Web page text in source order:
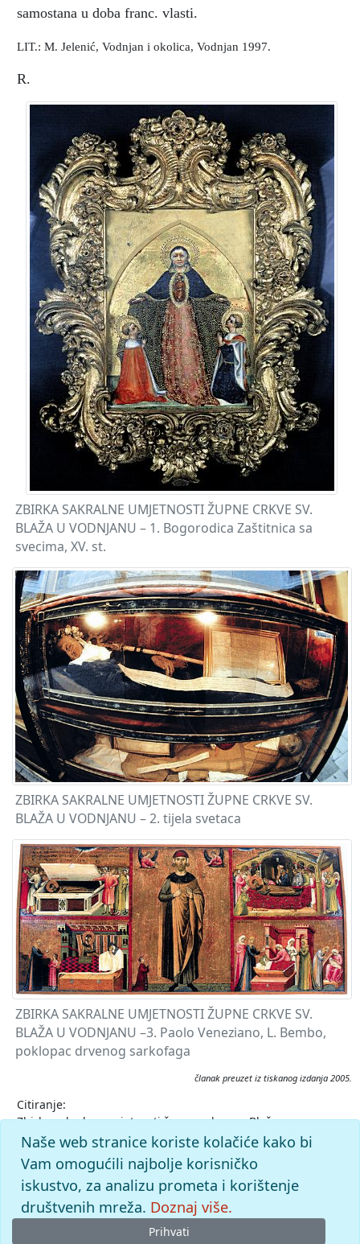
samostana u doba franc. vlasti.
LIT.: M. Jelenić, Vodnjan i okolica, Vodnjan 1997.
R.
ZBIRKA SAKRALNE UMJETNOSTI ŽUPNE CRKVE SV.
BLAŽA U VODNJANU – 1. Bogorodica Zaštitnica sa
svecima, XV. st.
ZBIRKA SAKRALNE UMJETNOSTI ŽUPNE CRKVE SV.
BLAŽA U VODNJANU – 2. tijela svetaca
ZBIRKA SAKRALNE UMJETNOSTI ŽUPNE CRKVE SV.
BLAŽA U VODNJANU –3. Paolo Veneziano, L. Bembo,
poklopac drvenog sarkofaga
članak preuzet iz tiskanog izdanja 2005.
Citiranje:
Zbirka sakralne umjetnosti župne crkve sv. Blaža u
Vodnjanu.Istarska enciklopedija (2005), mrežno izdanje.
Leksikografski zavod Miroslav Krleža, 2026. Pristupljeno
8.8.2026. <https://istra.lzmk.hr/clanak/zbirka-sakralne-
umjetnosti-zupne-crkve-sv-blaza-u-vodnjanu>.
Naše web stranice koriste kolačiće kako bi
Vam omogućili najbolje korisničko
iskustvo, za analizu prometa i korištenje
društvenih mreža. Doznaj više.
Prihvati